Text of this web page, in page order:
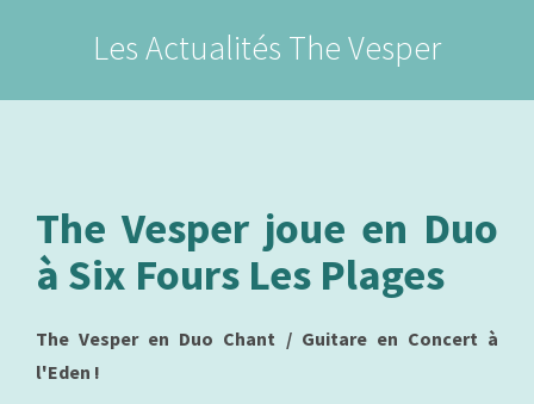
Les Actualités The Vesper
The Vesper joue en Duo
à Six Fours Les Plages
The Vesper en Duo Chant / Guitare en Concert à
l'Eden !